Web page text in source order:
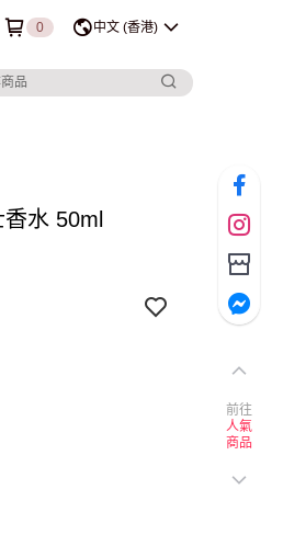
0 中文 (香港)
水 50ml
前往
人氣
商品